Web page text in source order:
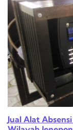
Jual Alat